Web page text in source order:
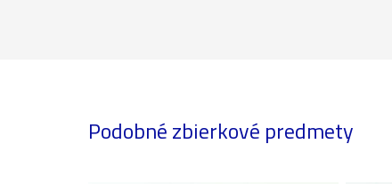
Podobné zbierkové predmety